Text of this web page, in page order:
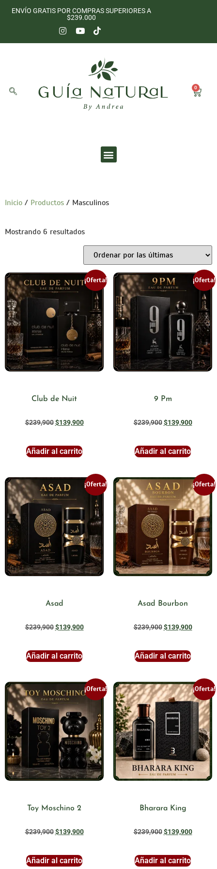
ENVÍO GRATIS POR COMPRAS SUPERIORES A
$239.000
0
Inicio / Productos / Masculinos
Mostrando 6 resultados
¡Oferta!
Club de Nuit
$239,900 $139,900
Añadir al carrito
¡Oferta!
9 Pm
$239,900 $139,900
Añadir al carrito
¡Oferta!
Asad
$239,900 $139,900
Añadir al carrito
¡Oferta!
Asad Bourbon
$239,900 $139,900
Añadir al carrito
¡Oferta!
Toy Moschino 2
$239,900 $139,900
Añadir al carrito
¡Oferta!
Bharara King
$239,900 $139,900
Añadir al carrito